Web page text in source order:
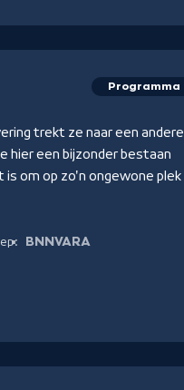
Programma
trekt ze naar een andere
hier een bijzonder bestaan
is om op zo'n ongewone plek
BNNVARA